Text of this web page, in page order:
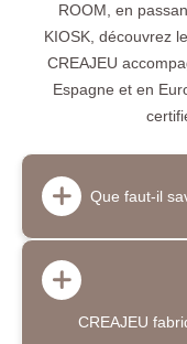
ROOM, en
KIOSK, découvrez
CREAJEU
Espagne et en
Que faut-il
CREAJEU est un
extérieures, de
enfants,
CREAJEU